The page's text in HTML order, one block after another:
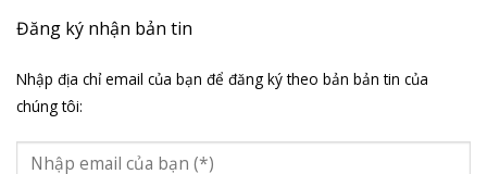
Đăng ký nhận bản tin
Nhập địa chỉ email của bạn để đăng ký theo bản bản tin của
chúng tôi: